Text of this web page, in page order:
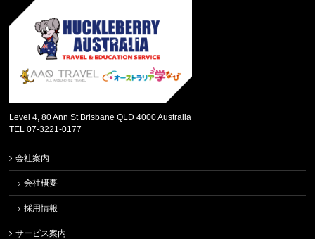
Level 4, 80 Ann St Brisbane QLD 4000 Australia
TEL 07-3221-0177
会社案内
会社概要
採用情報
サービス案内